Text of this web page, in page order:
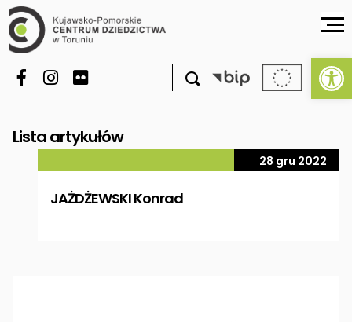

Lista artykułów
28 gru 2022
JAŻDŻEWSKI Konrad